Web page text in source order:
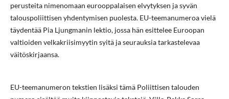
perusteita nimenomaan eurooppalaisen elvytyksen ja syvän
talouspoliittisen yhdentymisen puolesta. EU-teemanumeroa vielä
täydentää Pia Ljungmanin lektio, jossa hän esittelee Euroopan
valtioiden velkakriisimyytin syitä ja seurauksia tarkastelevaa
väitöskirjaansa.
EU-teemanumeron tekstien lisäksi tämä Poliittisen talouden